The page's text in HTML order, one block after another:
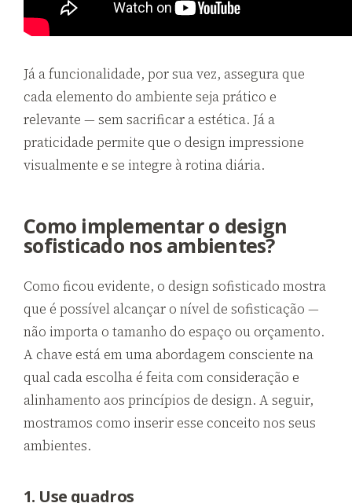
Já a funcionalidade, por sua vez, assegura que
cada elemento do ambiente seja prático e
relevante — sem sacrificar a estética. Já a
praticidade permite que o design impressione
visualmente e se integre à rotina diária.
Como implementar o design
sofisticado nos ambientes?
Como ficou evidente, o design sofisticado mostra
que é possível alcançar o nível de sofisticação —
não importa o tamanho do espaço ou orçamento.
A chave está em uma abordagem consciente na
qual cada escolha é feita com consideração e
alinhamento aos princípios de design. A seguir,
mostramos como inserir esse conceito nos seus
ambientes.
1. Use quadros